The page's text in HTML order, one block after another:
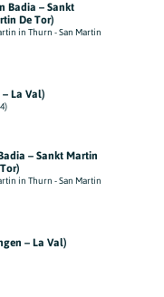
Badia – Sankt
De Tor)
in Thurn - San Martin
La Val)
– Sankt Martin
in Thurn - San Martin
– La Val)